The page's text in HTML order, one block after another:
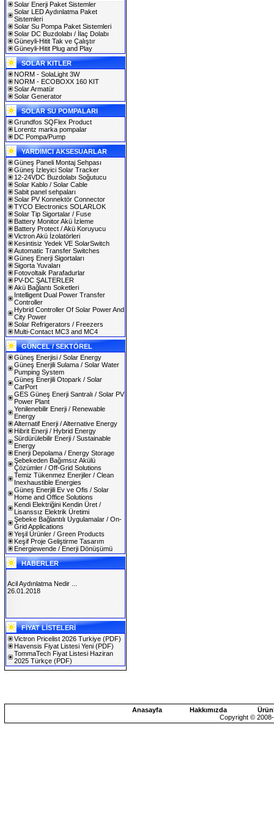
Solar Enerji Paket Sistemler
Solar LED Aydınlatma Paket
Sistemleri
Solar Su Pompa Paket Sistemleri
Solar DC Buzdolabı / İlaç Dolabı
Güneyli-Hitit Tak ve Çalıştır
Güneyli-Hitit Plug and Play
SOLAR KITLER
NORM - SolaLight 3W
NORM - ECOBOXX 160 KIT
Solar Armatür
Solar Generator
SOLAR SU POMPALARI
Grundfos SQFlex Product
Lorentz marka pompalar
DC Pompa/Pump
YARDIMCI AKSESUARLAR
Güneş Paneli Montaj Sehpası
Güneş İzleyici Solar Tracker
12-24VDC Buzdolabı Soğutucu
Solar Kablo / Solar Cable
Sabit panel sehpaları
Solar PV Konnektör Connector
TYCO Electronics SOLARLOK
Solar Tip Sigortalar / Fuse
Battery Monitor Akü İzleme
Battery Protect / Akü Koruyucu
Victron Akü İzolatörleri
Kesintisiz Yedek VE SolarSwitch
Automatic Transfer Switches
Güneş Enerji Sigortaları
Sigorta Yuvaları
Fotovoltaik Parafadurlar
PV-DC ŞALTERLER
Akü Bağlantı Soketleri
Intelligent Dual Power Transfer
Controller
Hybrid Controller Of Solar Power And
City Power
Solar Refrigerators / Freezers
Multi-Contact MC3 and MC4
GÜNCEL / SEKTÖREL
Güneş Enerjisi / Solar Energy
Güneş Enerjili Sulama / Solar Water
Pumping System
Güneş Enerjili Otopark / Solar
CarPort
GES Güneş Enerji Santralı / Solar PV
Power Plant
Yenilenebilir Enerji / Renewable
Energy
Alternatif Enerji / Alternative Energy
Hibrit Enerji / Hybrid Energy
Sürdürülebilir Enerji / Sustainable
Energy
Enerji Depolama / Energy Storage
Şebekeden Bağımsız Akülü
Çözümler / Off-Grid Solutions
Temiz Tükenmez Enerjiler / Clean
Inexhaustible Energies
Güneş Enerjili Ev ve Ofis / Solar
Home and Office Solutions
Kendi Elektriğini Kendin Üret /
Lisanssız Elektrik Üretimi
Şebeke Bağlantılı Uygulamalar / On-
Grid Applications
Yeşil Ürünler / Green Products
Keşif Proje Geliştirme Tasarım
Energiewende / Enerji Dönüşümü
HABERLER
SOLAREX ISTANBUL 2019
30.01.2019
Acil Aydınlatma Nedir ...
26.01.2018
FİYAT LİSTELERİ
Victron Pricelist 2026 Turkiye (PDF)
Havensis Fiyat Listesi Yeni (PDF)
TommaTech Fiyat Listesi Haziran
2025 Türkçe (PDF)
Anasayfa Hakkımızda
Copyright ©